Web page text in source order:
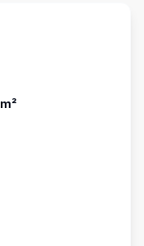
m²